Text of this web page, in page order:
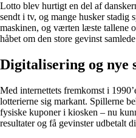
Lotto blev hurtigt en del af
sendt i tv, og mange husker
maskinen, og værten læste tallene
håbet om den store gevinst
Digitalisering og nye
Med internettets fremkomst i
lotterierne sig markant. Spillerne
fysiske kuponer i kiosken – nu
resultater og få gevinster udbetalt